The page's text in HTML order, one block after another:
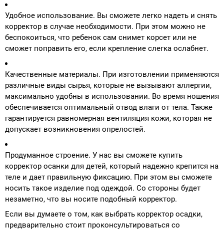
Удобное использование. Вы сможете легко надеть и снять
корректор в случае необходимости. При этом можно не
беспокоиться, что ребенок сам снимет корсет или не
сможет поправить его, если крепление слегка ослабнет.
Качественные материалы. При изготовлении применяются
различные виды сырья, которые не вызывают аллергии,
максимально удобны в использовании. Во время ношения
обеспечивается оптимальный отвод влаги от тела. Также
гарантируется равномерная вентиляция кожи, которая не
допускает возникновения опрелостей.
Продуманное строение. У нас вы сможете купить
корректор осанки для детей, который надежно крепится на
теле и дает правильную фиксацию. При этом вы сможете
носить такое изделие под одеждой. Со стороны будет
незаметно, что вы носите подобный корректор.
Если вы думаете о том, как выбрать корректор осадки,
предварительно стоит проконсультироваться со